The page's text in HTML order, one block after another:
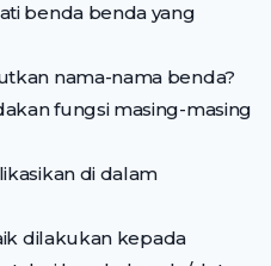
benda benda yang
nama-nama benda?
fungsi masing-masing
di dalam
dilakukan kepada